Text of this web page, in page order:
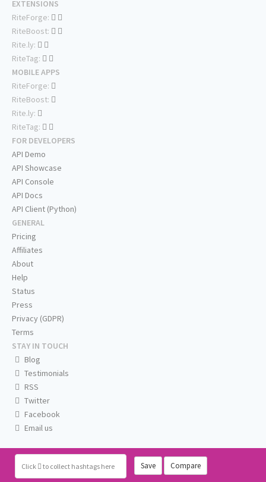
Click to collect hashtags here Save Compare
EXTENSIONS
RiteForge:
RiteBoost:
Rite.ly:
RiteTag:
MOBILE APPS
RiteForge:
RiteBoost:
Rite.ly:
RiteTag:
FOR DEVELOPERS
API Demo
API Showcase
API Console
API Docs
API Client (Python)
GENERAL
Pricing
Affiliates
About
Help
Status
Press
Privacy (GDPR)
Terms
STAY IN TOUCH
Blog
Testimonials
RSS
Twitter
Facebook
Email us